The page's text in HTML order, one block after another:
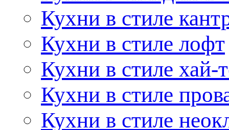
Кухни в стиле
Кухни в стиле лофт
Кухни в стиле хай-
Кухни в стиле
Кухни в стиле